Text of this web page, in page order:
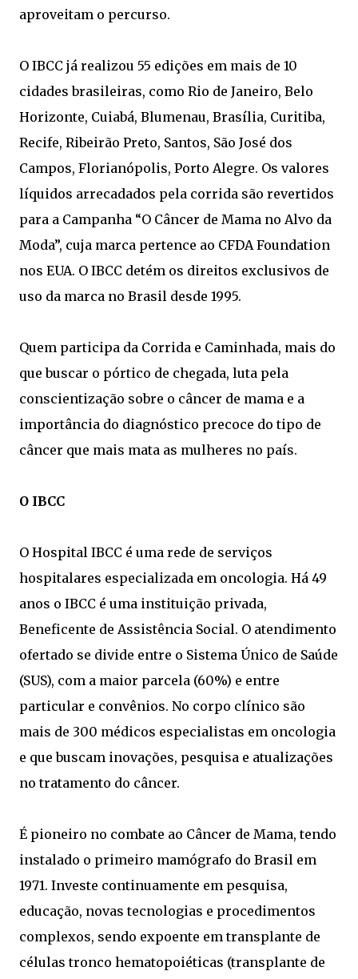
aproveitam o percurso.
O IBCC já realizou 55 edições em mais de 10
cidades brasileiras, como Rio de Janeiro, Belo
Horizonte, Cuiabá, Blumenau, Brasília, Curitiba,
Recife, Ribeirão Preto, Santos, São José dos
Campos, Florianópolis, Porto Alegre. Os valores
líquidos arrecadados pela corrida são revertidos
para a Campanha “O Câncer de Mama no Alvo da
Moda”, cuja marca pertence ao CFDA Foundation
nos EUA. O IBCC detém os direitos exclusivos de
uso da marca no Brasil desde 1995.
Quem participa da Corrida e Caminhada, mais do
que buscar o pórtico de chegada, luta pela
conscientização sobre o câncer de mama e a
importância do diagnóstico precoce do tipo de
câncer que mais mata as mulheres no país.
O IBCC
O Hospital IBCC é uma rede de serviços
hospitalares especializada em oncologia. Há 49
anos o IBCC é uma instituição privada,
Beneficente de Assistência Social. O atendimento
ofertado se divide entre o Sistema Único de Saúde
(SUS), com a maior parcela (60%) e entre
particular e convênios. No corpo clínico são
mais de 300 médicos especialistas em oncologia
e que buscam inovações, pesquisa e atualizações
no tratamento do câncer.
É pioneiro no combate ao Câncer de Mama, tendo
instalado o primeiro mamógrafo do Brasil em
1971. Investe continuamente em pesquisa,
educação, novas tecnologias e procedimentos
complexos, sendo expoente em transplante de
células tronco hematopoiéticas (transplante de